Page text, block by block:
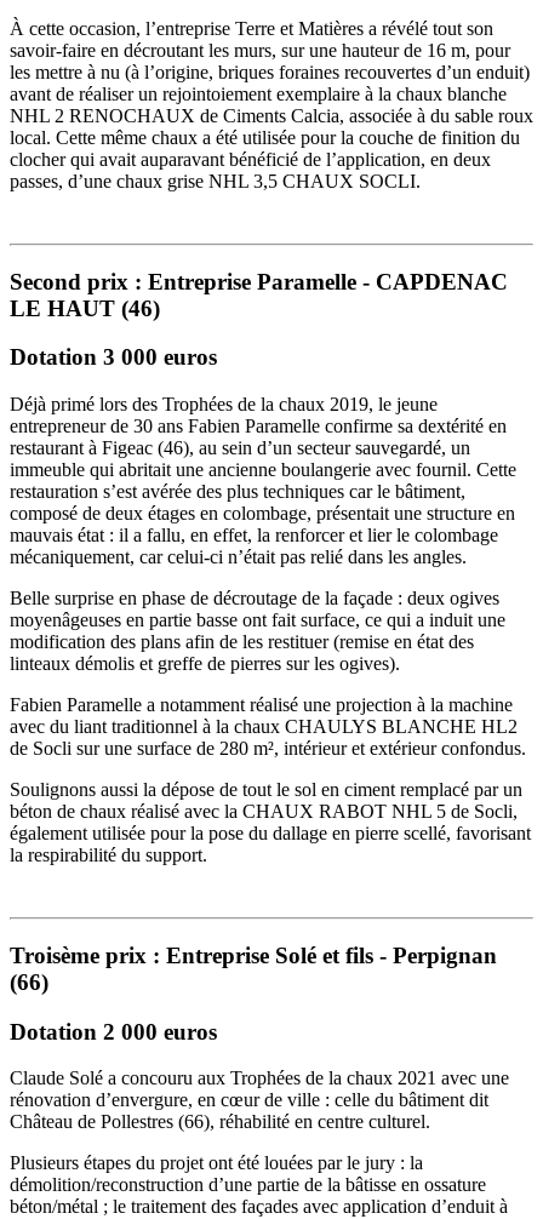
À cette occasion, l’entreprise Terre et Matières a révélé tout son
savoir-faire en décroutant les murs, sur une hauteur de 16 m, pour
les mettre à nu (à l’origine, briques foraines recouvertes d’un enduit)
avant de réaliser un rejointoiement exemplaire à la chaux blanche
NHL 2 RENOCHAUX de Ciments Calcia, associée à du sable roux
local. Cette même chaux a été utilisée pour la couche de finition du
clocher qui avait auparavant bénéficié de l’application, en deux
passes, d’une chaux grise NHL 3,5 CHAUX SOCLI.
Second prix : Entreprise Paramelle - CAPDENAC
LE HAUT (46)
Dotation 3 000 euros
Déjà primé lors des Trophées de la chaux 2019, le jeune
entrepreneur de 30 ans Fabien Paramelle confirme sa dextérité en
restaurant à Figeac (46), au sein d’un secteur sauvegardé, un
immeuble qui abritait une ancienne boulangerie avec fournil. Cette
restauration s’est avérée des plus techniques car le bâtiment,
composé de deux étages en colombage, présentait une structure en
mauvais état : il a fallu, en effet, la renforcer et lier le colombage
mécaniquement, car celui-ci n’était pas relié dans les angles.
Belle surprise en phase de décroutage de la façade : deux ogives
moyenâgeuses en partie basse ont fait surface, ce qui a induit une
modification des plans afin de les restituer (remise en état des
linteaux démolis et greffe de pierres sur les ogives).
Fabien Paramelle a notamment réalisé une projection à la machine
avec du liant traditionnel à la chaux CHAULYS BLANCHE HL2
de Socli sur une surface de 280 m², intérieur et extérieur confondus.
Soulignons aussi la dépose de tout le sol en ciment remplacé par un
béton de chaux réalisé avec la CHAUX RABOT NHL 5 de Socli,
également utilisée pour la pose du dallage en pierre scellé, favorisant
la respirabilité du support.
Troisème prix : Entreprise Solé et fils - Perpignan
(66)
Dotation 2 000 euros
Claude Solé a concouru aux Trophées de la chaux 2021 avec une
rénovation d’envergure, en cœur de ville : celle du bâtiment dit
Château de Pollestres (66), réhabilité en centre culturel.
Plusieurs étapes du projet ont été louées par le jury : la
démolition/reconstruction d’une partie de la bâtisse en ossature
béton/métal ; le traitement des façades avec application d’enduit à